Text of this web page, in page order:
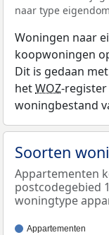
naar type
Woningen naar
koopwoningen
Dit is gedaan
hetWOZ-
woningbestand
Soorten
Appartementen
postcodegebied
woningtype
Appartementen